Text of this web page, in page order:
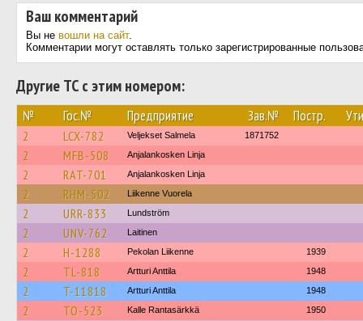
Ваш комментарий
Вы не вошли на сайт.
Комментарии могут оставлять только зарегистрированные
Другие ТС с этим номером:
№ Гос.№ Предприятие Зав.№ Постр.
2 LCX-782 Veljekset Salmela 1871752
2 MFB-508 Anjalankosken Linja
2 RAT-701 Anjalankosken Linja
2 RHM-502 Liikenne Vuorela
2 URR-833 Lundström
2 UNV-762 Laitinen
2 H-1288 Pekolan Liikenne 1939
2 TL-818 Artturi Anttila 1948
2 T-11818 Artturi Anttila 1948
2 TO-523 Kalle Rantasärkkä 1950